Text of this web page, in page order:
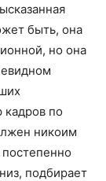
быть, она
но она
кадров по
никоим
подбирает